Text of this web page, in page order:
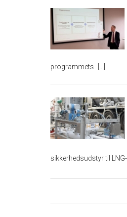
programmets
sikkerhedsudstyr til